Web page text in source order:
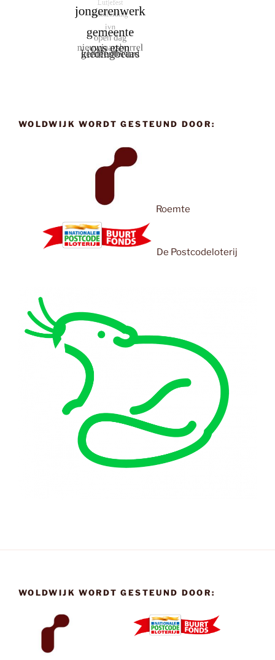
WOLDWIJK WORDT GESTEUND DOOR:
Roemte
De Postcodeloterij
WOLDWIJK WORDT GESTEUND DOOR: